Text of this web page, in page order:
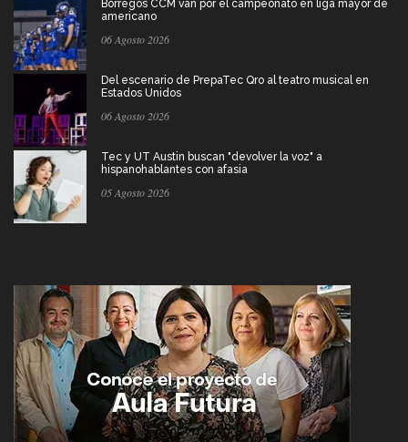
Borregos CCM van por el campeonato en liga mayor de
americano
06 Agosto 2026
Del escenario de PrepaTec Qro al teatro musical en
Estados Unidos
06 Agosto 2026
Tec y UT Austin buscan "devolver la voz" a
hispanohablantes con afasia
05 Agosto 2026